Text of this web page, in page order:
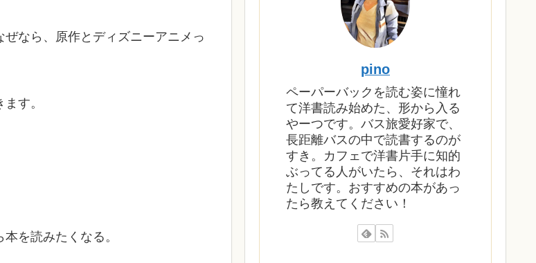
なら、原作とディズニーアニメっ
す。
を読みたくなる。
pino
ペーパーバックを読む姿に憧れ
て洋書読み始めた、形から入る
やーつです。バス旅愛好家で、
長距離バスの中で読書するのが
すき。カフェで洋書片手に知的
ぶってる人がいたら、それはわ
たしです。おすすめの本があっ
たら教えてください！